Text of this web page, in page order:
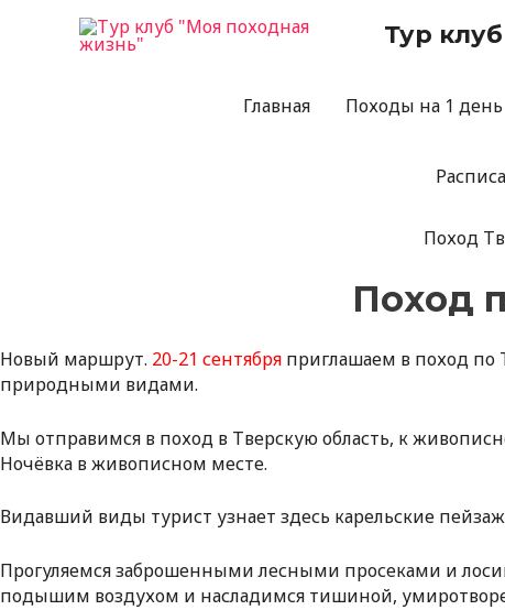
Тур
Главная Походы на 1 день
Поход
Поход
Новый маршрут. 20-21 сентября приглашаем в поход
природными видами.
Мы отправимся в поход в Тверскую область, к
Ночёвка в живописном месте.
Видавший виды турист узнает здесь карельские
Прогуляемся заброшенными лесными просеками и
подышим воздухом и насладимся тишиной,